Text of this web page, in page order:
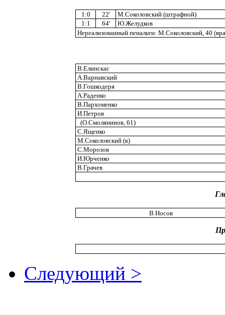
1:0 22'
М.Соколовский (штрафной)
1:1
64'
Ю.Желудков
Нереализованный пенальти: М.Соколовский, 40
В.Елинскас
А.Варнавский
В.Гошкодеря
А.Раденко
В.Пархоменко
И.Петров
(О.Смолянинов, 61)
С.Ященко
М.Соколовский (к)
С.Морозов
И.Юрченко
В.Грачев
В.Носов
Следующий >